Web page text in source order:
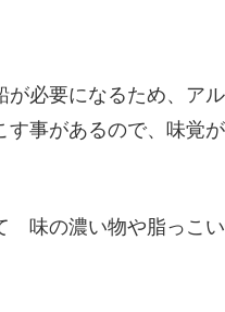
必要になるため、ア
す事があるので、味覚
味の濃い物や脂っこ